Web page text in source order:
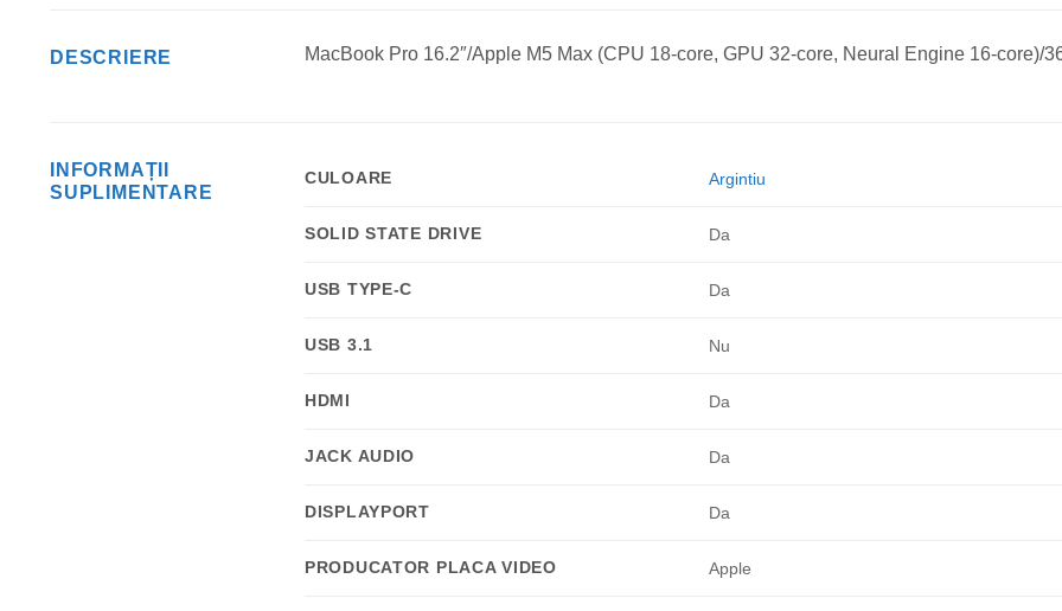
DESCRIERE MacBook Pro 16.2″/Apple M5 Max (CPU 18-core, GPU 32-core, Neural Engine 16-core)/
INFORMAȚII
SUPLIMENTARE
CULOARE Argintiu
SOLID STATE DRIVE Da
USB TYPE-C Da
USB 3.1 Nu
HDMI Da
JACK AUDIO Da
DISPLAYPORT Da
PRODUCATOR PLACA VIDEO Apple